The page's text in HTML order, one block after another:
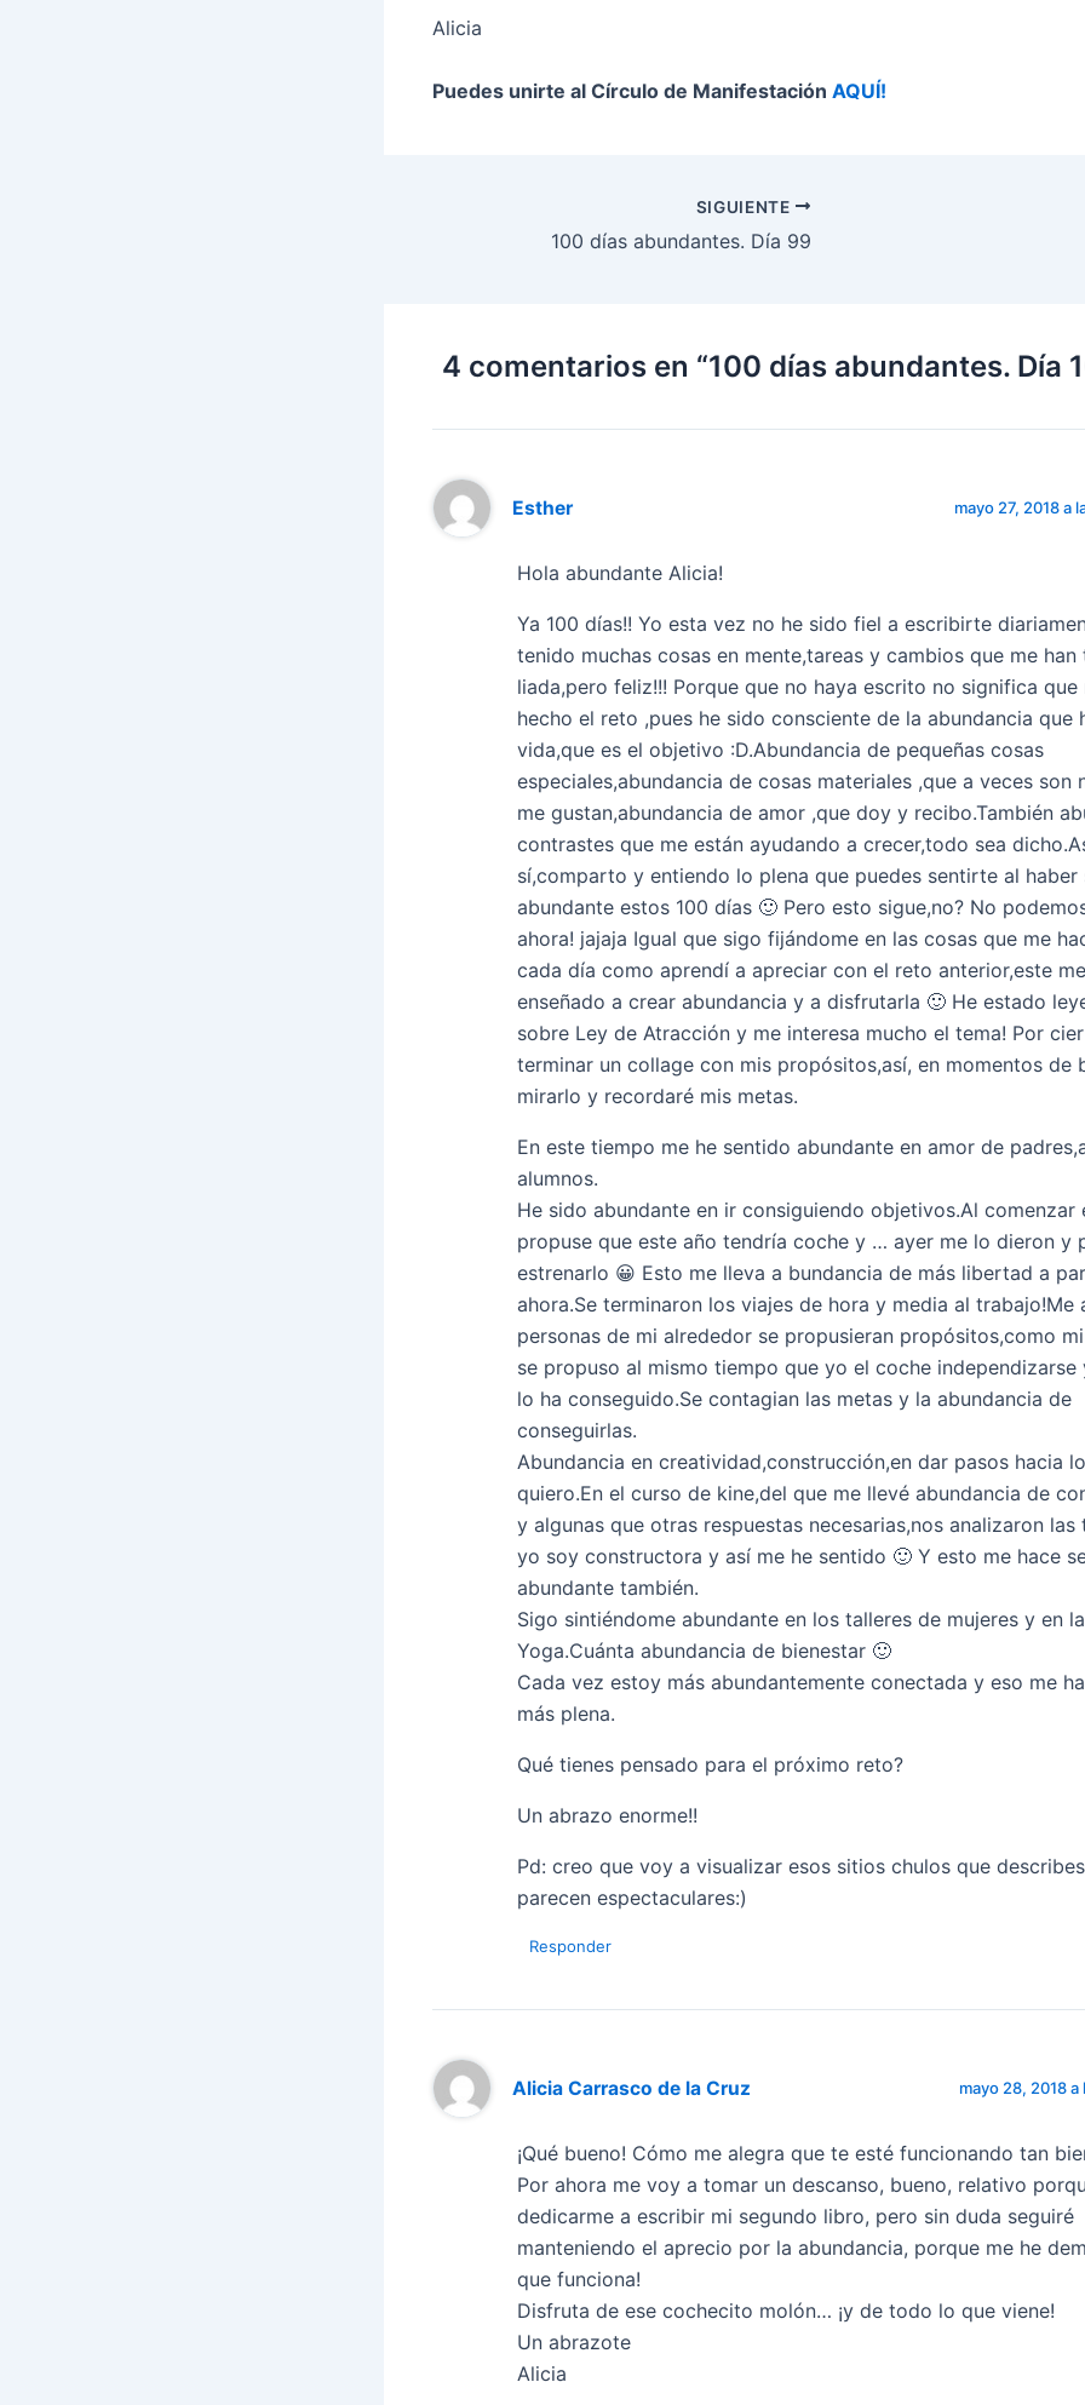
Alicia
Puedes unirte al Círculo de Manifestación AQUÍ!
SIGUIENTE
100 días abundantes. Día 99
4 comentarios en “100 días abundantes. Día
Esther mayo 27, 2018 a
Hola abundante Alicia!
Ya 100 días!! Yo esta vez no he sido fiel a escribirte
tenido muchas cosas en mente,tareas y cambios que me han
liada,pero feliz!!! Porque que no haya escrito no significa que
hecho el reto ,pues he sido consciente de la abundancia que
vida,que es el objetivo :D.Abundancia de pequeñas cosas
especiales,abundancia de cosas materiales ,que a veces son
me gustan,abundancia de amor ,que doy y recibo.También
contrastes que me están ayudando a crecer,todo sea
sí,comparto y entiendo lo plena que puedes sentirte al haber
abundante estos 100 días 🙂 Pero esto sigue,no? No
ahora! jajaja Igual que sigo fijándome en las cosas que me
cada día como aprendí a apreciar con el reto anterior,este
enseñado a crear abundancia y a disfrutarla 🙂 He estado
sobre Ley de Atracción y me interesa mucho el tema! Por
terminar un collage con mis propósitos,así, en momentos de
mirarlo y recordaré mis metas.
En este tiempo me he sentido abundante en amor de
alumnos.
He sido abundante en ir consiguiendo objetivos.Al comenzar
propuse que este año tendría coche y … ayer me lo dieron y
estrenarlo 😀 Esto me lleva a bundancia de más libertad a
ahora.Se terminaron los viajes de hora y media al trabajo!Me
personas de mi alrededor se propusieran propósitos,como
se propuso al mismo tiempo que yo el coche independizarse
lo ha conseguido.Se contagian las metas y la abundancia de
conseguirlas.
Abundancia en creatividad,construcción,en dar pasos hacia
quiero.En el curso de kine,del que me llevé abundancia de
y algunas que otras respuestas necesarias,nos analizaron
yo soy constructora y así me he sentido 🙂 Y esto me hace
abundante también.
Sigo sintiéndome abundante en los talleres de mujeres y en
Yoga.Cuánta abundancia de bienestar 🙂
Cada vez estoy más abundantemente conectada y eso me
más plena.
Qué tienes pensado para el próximo reto?
Un abrazo enorme!!
Pd: creo que voy a visualizar esos sitios chulos que
parecen espectaculares:)
Responder
Alicia Carrasco de la Cruz mayo 28, 2018 a
¡Qué bueno! Cómo me alegra que te esté funcionando tan
Por ahora me voy a tomar un descanso, bueno, relativo
dedicarme a escribir mi segundo libro, pero sin duda seguiré
manteniendo el aprecio por la abundancia, porque me he
que funciona!
Disfruta de ese cochecito molón… ¡y de todo lo que viene!
Un abrazote
Alicia